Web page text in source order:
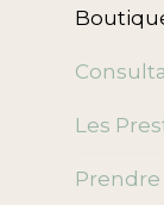
Les
Prendre